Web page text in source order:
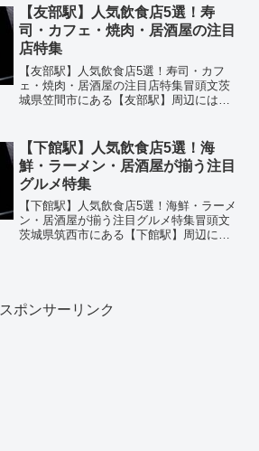
メン、定食、洋食などジャンルも豊富
で、ランチにもディナーに...
【友部駅】人気飲食店5選！寿
司・カフェ・焼肉・居酒屋の注目
店特集
【友部駅】人気飲食店5選！寿司・カフ
ェ・焼肉・居酒屋の注目店特集冒頭文茨
城県笠間市にある【友部駅】周辺には、
焼肉、居酒屋、創作料理などジャンルも
豊富で、ランチにもディナ...
【下館駅】人気飲食店5選！海
鮮・ラーメン・居酒屋が揃う注目
グルメ特集
【下館駅】人気飲食店5選！海鮮・ラーメ
ン・居酒屋が揃う注目グルメ特集冒頭文
茨城県筑西市にある【下館駅】周辺に
スポンサーリンク